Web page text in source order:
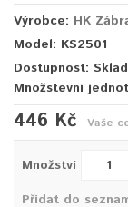
Výrobce: HK
Model: KS2501
Dostupnost:
Množstevní
446 Kč Vaše
Množství
Přidat do